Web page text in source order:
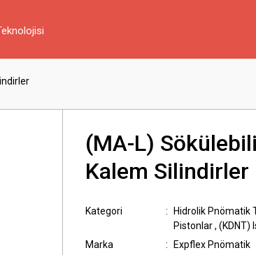
(MA-L)
Kalem Silindirler
Kategori Hidrolik Pnömatik
Pistonlar, (KDNT)
Marka
Expflex Pnömatik